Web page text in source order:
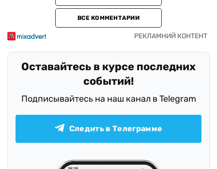
ВСЕ КОММЕНТАРИИ
Оставайтесь в курсе последних
событий!
Подписывайтесь на наш канал в Telegram
Следить в Телеграмме